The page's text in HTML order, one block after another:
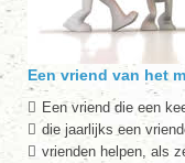
Een vriend van het
Een vriend die een
die jaarlijks een
vrienden helpen, als